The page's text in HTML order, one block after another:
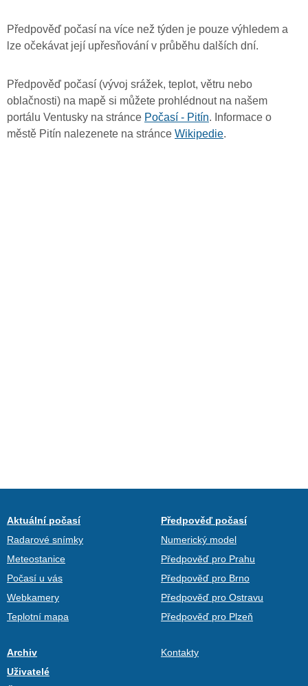
Předpověď počasí na více než týden je pouze výhledem a
lze očekávat její upřesňování v průběhu dalších dní.
Předpověď počasí (vývoj srážek, teplot, větru nebo
oblačnosti) na mapě si můžete prohlédnout na našem
portálu Ventusky na stránce Počasí - Pitín. Informace o
městě Pitín nalezenete na stránce Wikipedie.
Aktuální počasí
Radarové snímky
Meteostanice
Počasí u vás
Webkamery
Teplotní mapa
Předpověď počasí
Numerický model
Předpověď pro Prahu
Předpověď pro Brno
Předpověď pro Ostravu
Předpověď pro Plzeň
Archiv
Uživatelé
Kontakty